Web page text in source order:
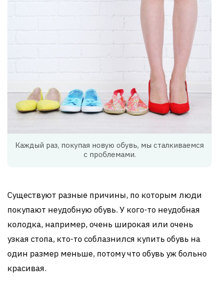
Каждый раз, покупая новую обувь, мы сталкиваемся
с проблемами.
Существуют разные причины, по которым люди
покупают неудобную обувь. У кого-то неудобная
колодка, например, очень широкая или очень
узкая стопа, кто-то соблазнился купить обувь на
один размер меньше, потому что обувь уж больно
красивая.